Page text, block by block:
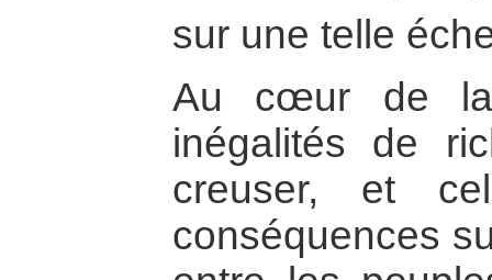
sur une telle
Au cœur de la
inégalités de
creuser, et
conséquences